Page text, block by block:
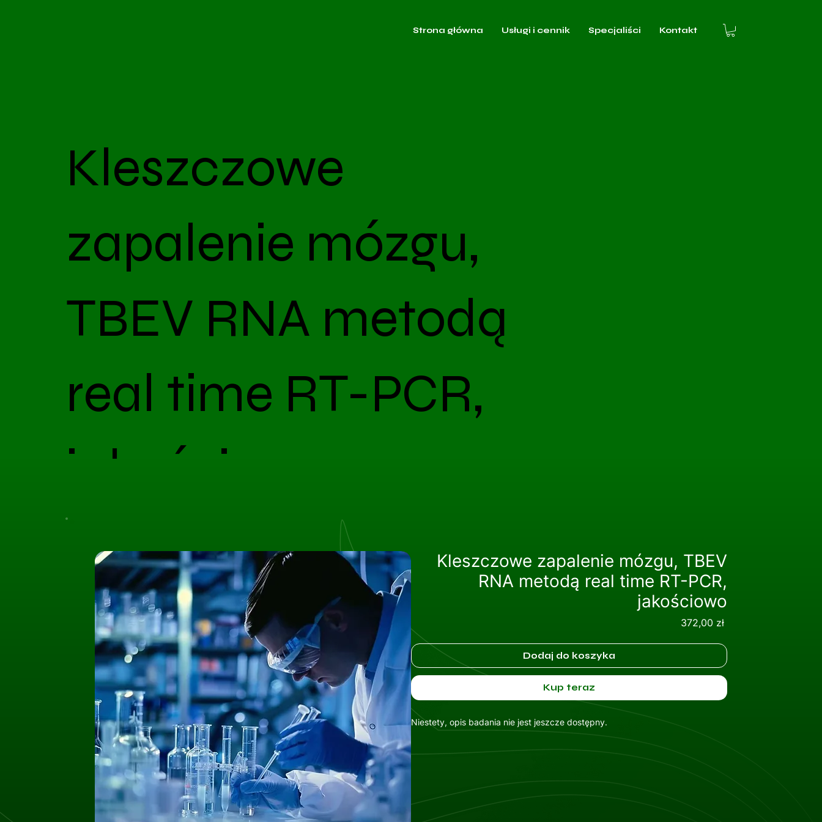
Strona główna Usługi i cennik Specjaliści Kontakt
Kleszczowe
zapalenie mózgu,
TBEV RNA metodą
real time RT-PCR,
jakościowo
Pamiętaj o umówieniu wizyty. Opłacenie usługi nie gwarantuje dostępności terminu.
Umów Wizytę Wszystkie usługi
Kleszczowe zapalenie mózgu, TBEV
RNA metodą real time RT-PCR,
jakościowo
372,00 złCena
Dodaj do koszyka
Kup teraz
Niestety, opis badania nie jest jeszcze dostępny.